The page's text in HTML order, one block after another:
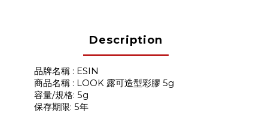
Description
品牌名稱 : ESIN
商品名稱 : LOOK 露可造型彩膠 5g
容量/規格: 5g
保存期限: 5年